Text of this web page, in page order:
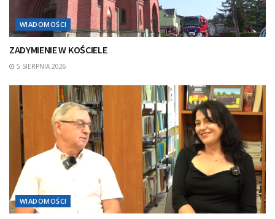
WIADOMOŚCI
ZADYMIENIE W KOŚCIELE
5 SIERPNIA 2026
WIADOMOŚCI